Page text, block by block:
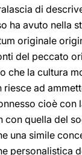
di
ha avuto nella
originale
del peccato
che la cultura
ad
cioè con
con quella del
una simile
personalistica